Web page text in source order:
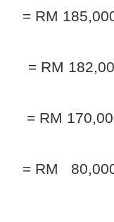
= RM
RM
RM
RM